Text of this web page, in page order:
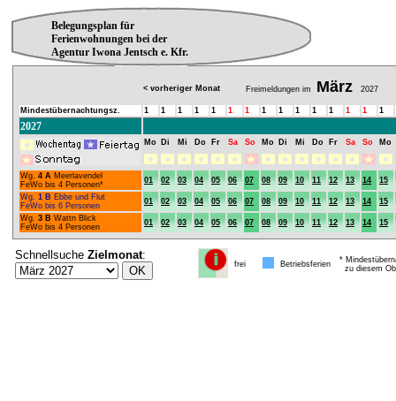
Belegungsplan für
Ferienwohnungen bei der
Agentur Iwona Jentsch e. Kfr.
< vorheriger Monat Freimeldungen im März 2027
Mindestübernachtungsz. 1 1 1 1 1 1 1 1 1 1 1 1 1 1 1
2027
Mo Di Mi Do Fr Sa So Mo Di Mi Do Fr Sa So Mo
Wg. 4 A Meerlavendel
FeWo bis 4 Personen*
01 02 03 04 05 06 07 08 09 10 11 12 13 14
15
Wg. 1 B Ebbe und Flut
FeWo bis 6 Personen
01 02 03 04 05 06 07 08 09 10 11 12 13 14
15
Wg. 3 B Wattn Blick
FeWo bis 4 Personen
01 02 03 04 05 06 07 08 09 10 11 12 13 14 15
Schnellsuche Zielmonat:
frei Betriebsferien
*
zu diesem